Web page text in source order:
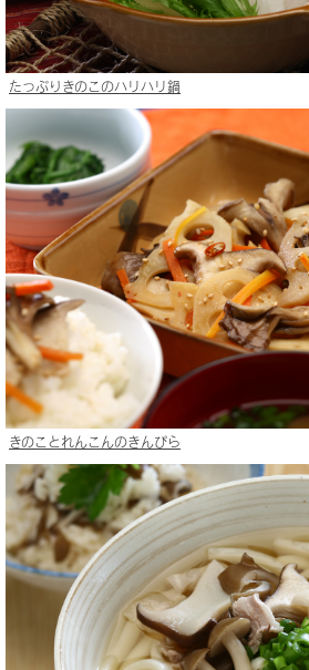
たっぷりきのこのハリハリ鍋
きのことれんこんのきんぴら